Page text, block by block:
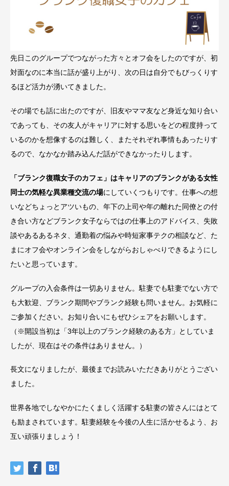
先日このグループでつながった方々とオフ会をしたのですが、初
対面なのに本当に話が盛り上がり、次の日は自分でもびっくりす
るほど活力が湧いてきました。
その場でも話に出たのですが、旧友やママ友など身近な知り合い
であっても、その友人がキャリアに対する思いをどの程度持って
いるのかを想像するのは難しく、またそれぞれ事情もあったりす
るので、なかなか踏み込んだ話ができなかったりします。
「ブランク復職女子のカフェ」はキャリアのブランクがある女性
同士の気軽な異業種交流の場にしていくつもりです。仕事への想
いなどちょっとアツいもの、年下の上司や年の離れた同僚との付
き合い方などブランク女子ならではの仕事上のアドバイス、失敗
談やあるあるネタ、通勤着の悩みや時短家事テクの相談など、た
まにオフ会やオンライン会をしながらおしゃべりできるようにし
たいと思っています。
グループの入会条件は一切ありません。駐妻でも駐妻でない方で
も大歓迎、ブランク期間やブランク経験も問いません。お気軽に
ご参加ください。お知り合いにもぜひシェアをお願いします。
（※開設当初は「3年以上のブランク経験のある方」としていま
したが、現在はその条件はありません。）
長文になりましたが、最後までお読みいただきありがとうござい
ました。
世界各地でしなやかにたくましく活躍する駐妻の皆さんにはとて
も励まされています。駐妻経験を今後の人生に活かせるよう、お
互い頑張りましょう！